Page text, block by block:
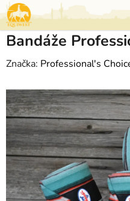
Přejít
na
obsah
Bandáže
Značka: Professional's